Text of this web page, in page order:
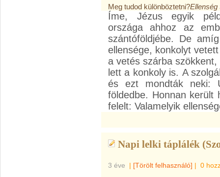
Meg tudod különböztetni?Ellenség
Íme, Jézus egyik
országa ahhoz az
szántóföldjébe. De
ellensége, konkolyt
a vetés szárba
lett a konkoly is. A
és ezt mondták neki:
földedbe. Honnan
felelt: Valamelyik
Napi lelki táplálék
3 éve | [Törölt felhasználó] | 0